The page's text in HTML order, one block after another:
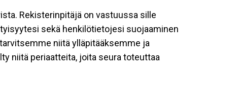
Rekisterinpitäjä on vastuussa sille
sekä henkilötietojesi suojaaminen
niitä ylläpitääksemme ja
niitä periaatteita, joita seura toteuttaa